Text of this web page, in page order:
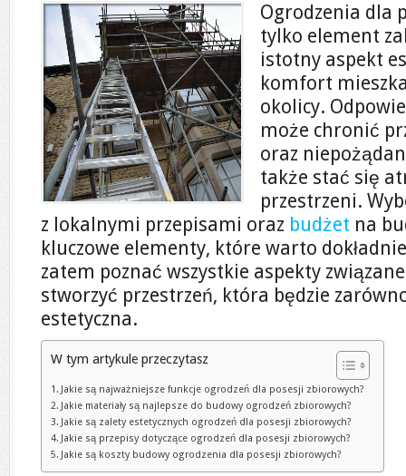
Ogrodzenia dla
tylko element
istotny aspekt
komfort
okolicy.
może chronić
oraz
także stać się
przestrzeni.
z lokalnymi przepisami oraz budżet na
kluczowe elementy, które warto
zatem poznać wszystkie aspekty
stworzyć przestrzeń, która będzie
estetyczna.
W tym artykule przeczytasz
Jakie są najważniejsze funkcje ogrodzeń dla posesji zbiorowych?
Jakie materiały są najlepsze do budowy ogrodzeń zbiorowych?
Jakie są zalety estetycznych ogrodzeń dla posesji zbiorowych?
Jakie są przepisy dotyczące ogrodzeń dla posesji zbiorowych?
Jakie są koszty budowy ogrodzenia dla posesji zbiorowych?